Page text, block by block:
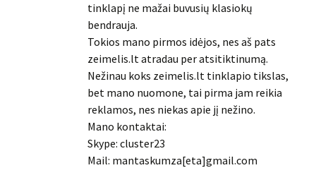
tinklapį ne mažai buvusių klasiokų
bendrauja.
Tokios mano pirmos idėjos, nes aš pats
zeimelis.lt atradau per atsitiktinumą.
Nežinau koks zeimelis.lt tinklapio tikslas,
bet mano nuomone, tai pirma jam reikia
reklamos, nes niekas apie jį nežino.
Mano kontaktai:
Skype: cluster23
Mail: mantaskumza[eta]gmail.com